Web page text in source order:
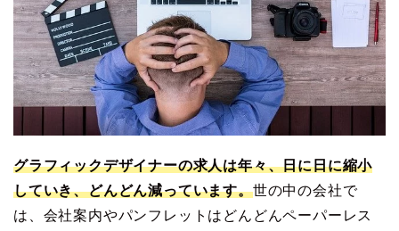
グラフィックデザイナーの求人は年々、日に日に縮小
していき、どんどん減っています。世の中の会社で
は、会社案内やパンフレットはどんどんペーパーレス